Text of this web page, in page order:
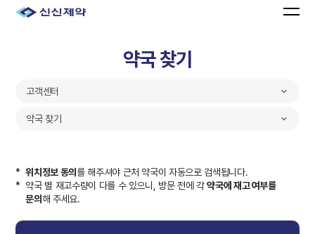
약국 찾기
고객센터
약국 찾기
* 위치정보 동의 를 해주셔야 근처 약국이 자동으로 검색됩니다.
* 약국 별 재고수량이 다를 수 있으니, 방문 전에 각약국에 재고 여부를
문의 해 주세요.